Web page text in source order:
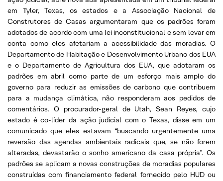
em Tyler, Texas, os estados e a Associação Nacional de
Construtores de Casas argumentaram que os padrões foram
adotados de acordo com uma lei inconstitucional e sem levar em
conta como eles afetariam a acessibilidade das moradias. O
Departamento de Habitação e Desenvolvimento Urbano dos EUA
e o Departamento de Agricultura dos EUA, que adotaram os
padrões em abril como parte de um esforço mais amplo do
governo para reduzir as emissões de carbono que contribuem
para a mudança climática, não responderam aos pedidos de
comentários. O procurador-geral de Utah, Sean Reyes, cujo
estado é co-líder da ação judicial com o Texas, disse em um
comunicado que eles estavam “buscando urgentemente uma
reversão das agendas ambientais radicais que, se não forem
alteradas, devastarão o sonho americano da casa própria”. Os
padrões se aplicam a novas construções de moradias populares
construídas com financiamento federal fornecido pelo HUD ou